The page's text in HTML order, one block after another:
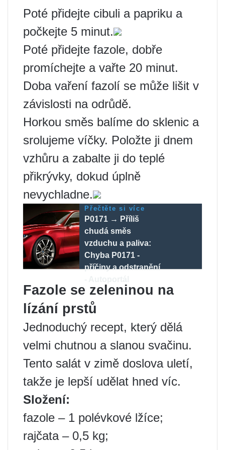
Poté přidejte cibuli a papriku a
počkejte 5 minut.
Poté přidejte fazole, dobře
promíchejte a vařte 20 minut.
Doba vaření fazolí se může lišit v
závislosti na odrůdě.
Horkou směs balíme do sklenic a
srolujeme víčky. Položte ji dnem
vzhůru a zabalte ji do teplé
přikrývky, dokud úplně
nevychladne.
Přečtěte si více
P0171 → Příliš
chudá směs
vzduchu a paliva:
Chyba P0171 -
příčiny a odstranění
Fazole se zeleninou na
lízání prstů
Jednoduchý recept, který dělá
velmi chutnou a slanou svačinu.
Tento salát v zimě doslova uletí,
takže je lepší udělat hned víc.
Složení:
fazole – 1 polévkové lžíce;
rajčata – 0,5 kg;